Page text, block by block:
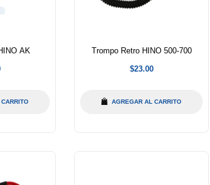
AK
Trompo Retro HINO 500-700
Precio
$23.00
AGREGAR AL CARRITO